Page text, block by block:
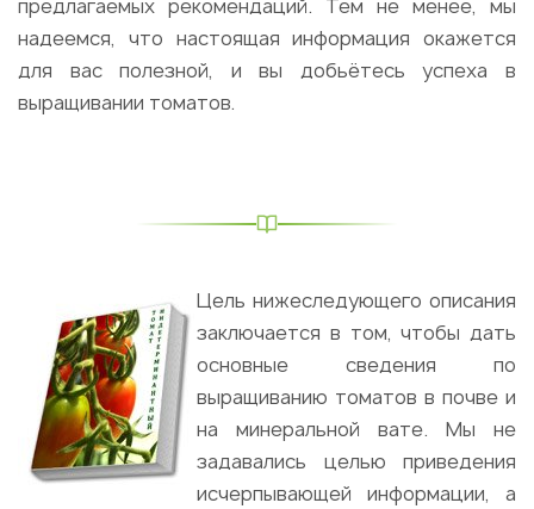
предлагаемых рекомендаций. Тем не менее, мы
надеемся, что настоящая информация окажется
для вас полезной, и вы добьётесь успеха в
выращивании томатов.
Цель нижеследующего описания
заключается в том, чтобы дать
основные сведения по
выращиванию томатов в почве и
на минеральной вате. Мы не
задавались целью приведения
исчерпывающей информации, а